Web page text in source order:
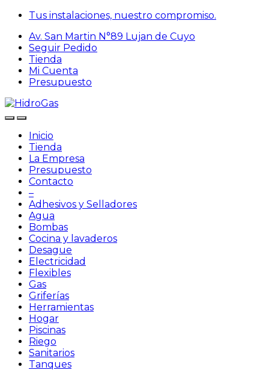
Skip
navigation
Skip
content
Tus instalaciones, nuestro compromiso.
Av. San Martin N°89 Lujan de Cuyo
Seguir Pedido
Tienda
Mi Cuenta
Presupuesto
Inicio
Tienda
La Empresa
Presupuesto
Contacto
–
Adhesivos y Selladores
Agua
Bombas
Cocina y lavaderos
Desague
Electricidad
Flexibles
Gas
Griferías
Herramientas
Hogar
Piscinas
Riego
Sanitarios
Tanques